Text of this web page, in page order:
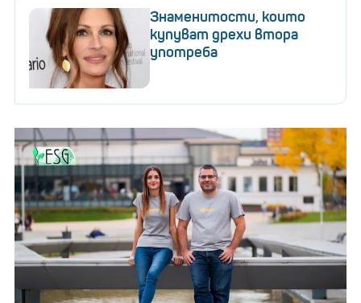
Знаменитости, които
купуват дрехи втора
употреба